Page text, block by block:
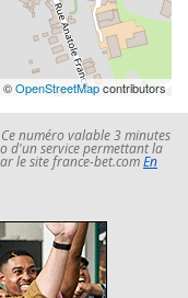
©OpenStreetMapcontributors
numéro valable 3 minutes
d'un service permettant la
le site france-bet.comEn